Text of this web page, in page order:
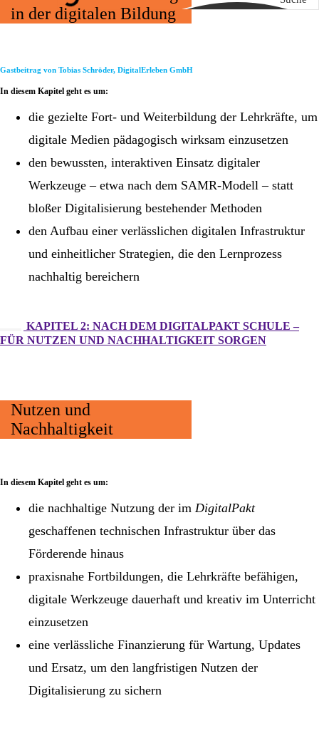
in der digitalen Bildung
Gastbeitrag von Tobias Schröder, DigitalErleben GmbH
In diesem Kapitel geht es um:
die gezielte Fort- und Weiterbildung der Lehrkräfte, um
digitale Medien pädagogisch wirksam einzusetzen
den bewussten, interaktiven Einsatz digitaler
Werkzeuge – etwa nach dem SAMR-Modell – statt
bloßer Digitalisierung bestehender Methoden
den Aufbau einer verlässlichen digitalen Infrastruktur
und einheitlicher Strategien, die den Lernprozess
nachhaltig bereichern
KAPITEL 2: NACH DEM DIGITALPAKT SCHULE –
FÜR NUTZEN UND NACHHALTIGKEIT SORGEN
Nutzen und
Nachhaltigkeit
In diesem Kapitel geht es um:
die nachhaltige Nutzung der im DigitalPakt
geschaffenen technischen Infrastruktur über das
Förderende hinaus
praxisnahe Fortbildungen, die Lehrkräfte befähigen,
digitale Werkzeuge dauerhaft und kreativ im Unterricht
einzusetzen
eine verlässliche Finanzierung für Wartung, Updates
und Ersatz, um den langfristigen Nutzen der
Digitalisierung zu sichern